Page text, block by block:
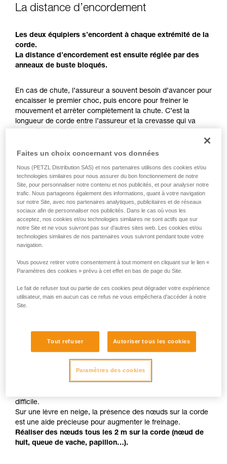
consulter. Vous devez avoir compris les
pouvoir comprendre ce complément
d’informations.
Maîtriser ces techniques nécessite une
formation et un entraînement spécifique. Validez
avec un professionnel votre capacité à refaire
de la reproduire en autonomie.
Nous donnons des exemples de techniques
liées à votre activité. Il peut en exister d’autres
que nous ne décrivons pas ici.
La distance d’encordement
Les deux équipiers s’encordent à chaque extrémité de la
corde.
La distance d’encordement est ensuite réglée par des
anneaux de buste bloqués.
En cas de chute, l’assureur a souvent besoin d’avancer pour
encaisser le premier choc, puis encore pour freiner le
mouvement et arrêter complètement la chute. C’est la
longueur de corde entre l’assureur et la crevasse qui va
un seul équipier exposé sur la crevasse, mais aussi d’avoir
Chaque équipier doit conserver une réserve de corde
suffisante pour la réalisation d’un mouflage.
Des nœuds pour faciliter le freinage
Le cisaillement de la lèvre de la crevasse par la corde est
important pour le freinage de la chute.
difficile.
Sur une lèvre en neige, la présence des nœuds sur la corde
est une aide précieuse pour augmenter le freinage.
Réaliser des nœuds tous les 2 m sur la corde (nœud de
huit, queue de vache, papillon…).
Faites un choix concernant vos données
Nous (PETZL Distribution SAS) et nos partenaires utilisons des cookies et/ou
technologies similaires pour nous assurer du bon fonctionnement de notre
Site, pour personnaliser notre contenu et nos publicités, et pour analyser notre
trafic. Nous partageons également des informations, quant à votre navigation
sur notre Site, avec nos partenaires analytiques, publicitaires et de réseaux
sociaux afin de personnaliser nos publicités. Dans le cas où vous les
acceptez, nos cookies et/ou technologies similaires ne sont actifs que sur
notre Site et ne vous suivront pas sur d’autres sites web. Les cookies et/ou
technologies similaires de nos partenaires vous suivront pendant toute votre
navigation.
Vous pouvez retirer votre consentement à tout moment en cliquant sur le lien «
Paramètres des cookies » prévu à cet effet en bas de page du Site.
Le fait de refuser tout ou partie de ces cookies peut dégrader votre expérience
utilisateur, mais en aucun cas ce refus ne vous empêchera d’accéder à notre
Site.
Tout refuser Autoriser tous les cookies
Paramètres des cookies